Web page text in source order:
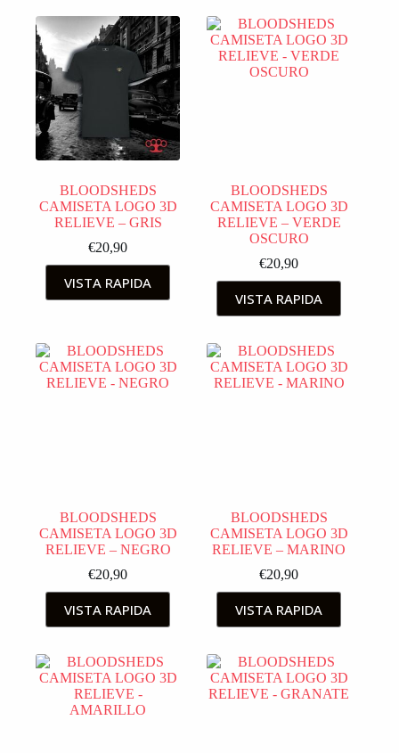
BLOODSHEDS
CAMISETA LOGO 3D
RELIEVE – GRIS
€20,90
VISTA RAPIDA
BLOODSHEDS
CAMISETA LOGO 3D
RELIEVE – VERDE
OSCURO
€20,90
VISTA RAPIDA
BLOODSHEDS
CAMISETA LOGO 3D
RELIEVE – NEGRO
€20,90
VISTA RAPIDA
BLOODSHEDS
CAMISETA LOGO 3D
RELIEVE – MARINO
€20,90
VISTA RAPIDA